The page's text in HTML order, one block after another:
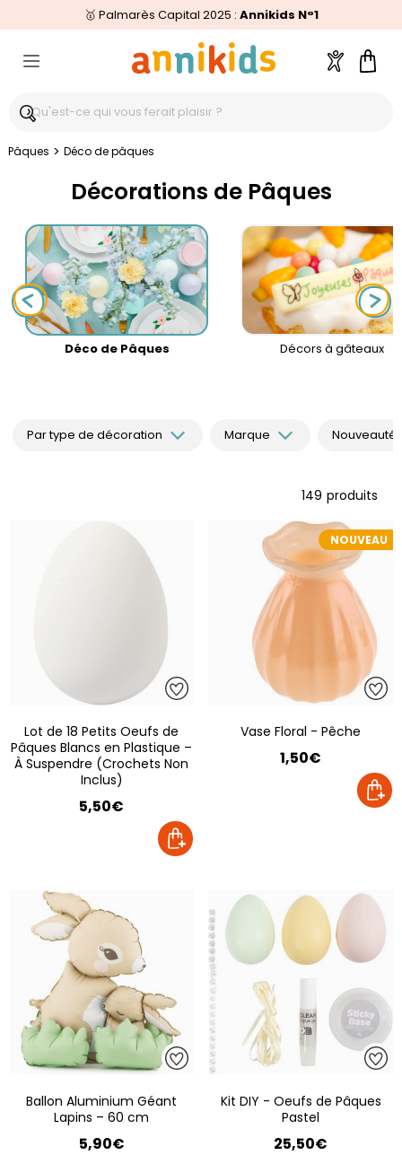
Livraison relais offertedès 59€🚚
🥇 Palmarès Capital 2025 : Annikids N°1
⭐⭐⭐⭐⭐4,6/5(24 000 avis clients)
Compte
Pâques > Déco de pâques
Décorations de Pâques
Déco de Pâques Décors à gâteaux
Par type de décoration Marque
149 produits
Lot de 18 Petits Oeufs de
Pâques Blancs en Plastique –
À Suspendre (Crochets Non
Inclus)
5,50€
NOUVEAU
Vase Floral - Pêche
1,50€
Ballon Aluminium Géant
Lapins – 60 cm
5,90€
Kit DIY - Oeufs de Pâques
Pastel
25,50€